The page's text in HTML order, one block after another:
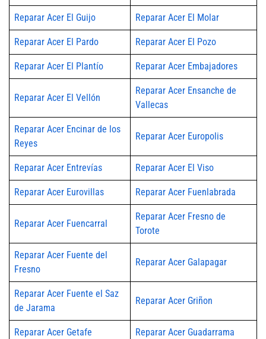
Reparar Acer El Guijo Reparar Acer El Molar
Reparar Acer El Pardo Reparar Acer El Pozo
Reparar Acer El Plantío Reparar Acer Embajadores
Reparar Acer El Vellón
Reparar Acer Ensanche de
Vallecas
Reparar Acer Encinar de los
Reyes
Reparar Acer Europolis
Reparar Acer Entrevías Reparar Acer El Viso
Reparar Acer Eurovillas Reparar Acer Fuenlabrada
Reparar Acer Fuencarral
Reparar Acer Fresno de
Torote
Reparar Acer Fuente del
Fresno
Reparar Acer Galapagar
Reparar Acer Fuente el Saz
de Jarama
Reparar Acer Griñon
Reparar Acer Getafe Reparar Acer Guadarrama